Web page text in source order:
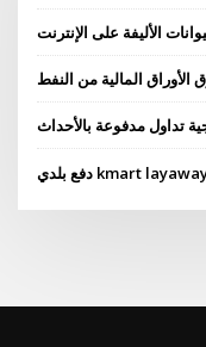
الأليفة على الإنترنت
الأوراق المالية من النفط
تداول مدفوعة بالأحداث